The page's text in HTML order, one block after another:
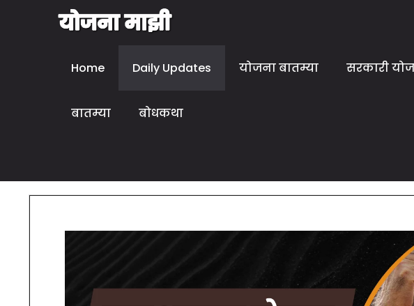
Home Daily Updates योजना बातम्या सरकारी
बातम्या बोधकथा